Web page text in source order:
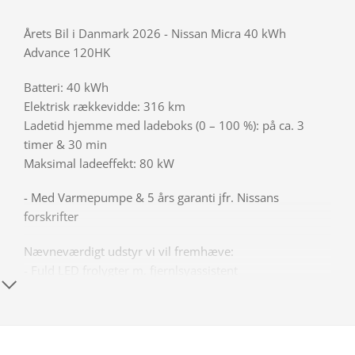
Årets Bil i Danmark 2026 - Nissan Micra 40 kWh
Advance 120HK
Batteri: 40 kWh
Elektrisk rækkevidde: 316 km
Ladetid hjemme med ladeboks (0 – 100 %): på ca. 3
timer & 30 min
Maksimal ladeeffekt: 80 kW
- Med Varmepumpe & 5 års garanti jfr. Nissans
forskrifter
Nævneværdigt udstyr vi vil fremhæve: